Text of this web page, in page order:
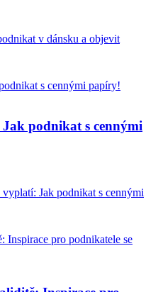
v dánsku a objevit
podnikat s cennými
vyplatí: Jak podnikat s cennými